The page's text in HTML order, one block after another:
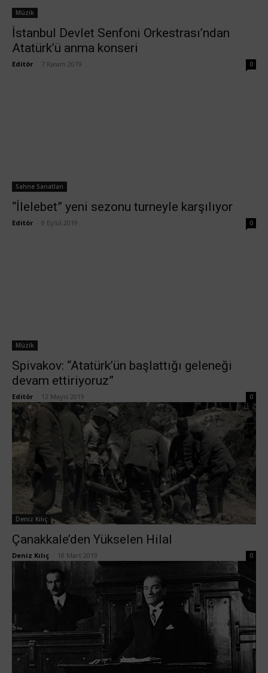
Müzik
İstanbul Devlet Senfoni Orkestrası’ndan
Atatürk’ü anma konseri
Editör 7 Kasım 2019 0
Sahne Sanatları
“İlelebet” yeni sezonu turneyle karşılıyor
Editör 9 Eylül 2019 0
Müzik
Spivakov: “Atatürk’ün başlattığı geleneği
devam ettiriyoruz”
Editör 12 Mayıs 2019 0
Deniz Kılıç
Çanakkale’den Yükselen Hilal
Deniz Kılıç 18 Mart 2019 0